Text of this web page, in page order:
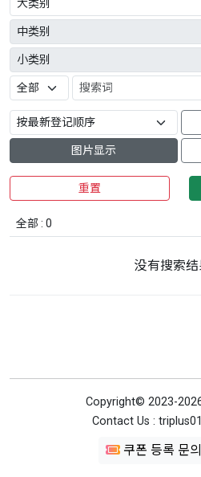
图片显示
重置
全部 : 0
没有搜索结
Copyright© 2023-
Contact Us :
쿠폰 등록 문